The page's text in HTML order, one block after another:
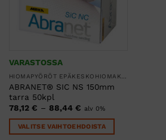
VARASTOSSA
ABRANET® SIC NS 150mm
tarra 50kpl
78,12 € – 88,44 €Hintaluokka:
-
88,44 €
alv 0%
VALITSE VAIHTOEHDOISTA